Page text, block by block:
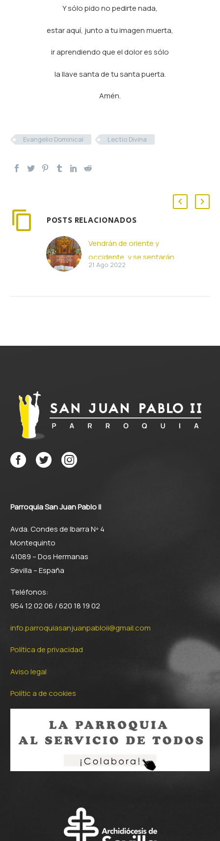
Y sólo pido no pedirte nada,
estar aquí, junto a tu imagen muerta,
ir aprendiendo que el dolor es sólo
la llave santa de tu santa puerta.
Amén.
Evangelio Dominical Lectio Divina
POSTS RELACIONADOS
Vendrán de oriente y
occidente, y se sentarán
a la mesa en el reino de
Vendrán de oriente y
21 Ago 2022
Parroquia San Juan Pablo II
Avda. Condes de Ibarra Nº 4
Montequinto
41089 – Dos Hermanas
Sevilla – España
Teléfonos:
954 12 02 06 / 620 18 19 02
info.parroquiasanjuanpabloii@gmail.com
Política de privacidad
Aviso legal
Polític a de cookies